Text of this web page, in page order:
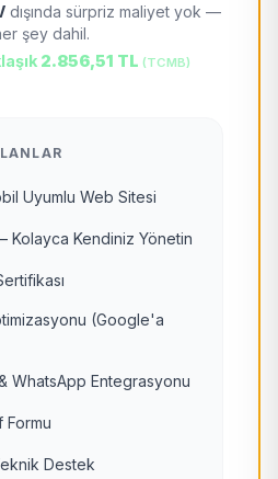
dışında sürpriz maliyet yok —
şey dahil.
2.856,51 TL (TCMB)
Uyumlu Web Sitesi
Kolayca Kendiniz Yönetin
(Google'a
WhatsApp Entegrasyonu
Formu
Destek